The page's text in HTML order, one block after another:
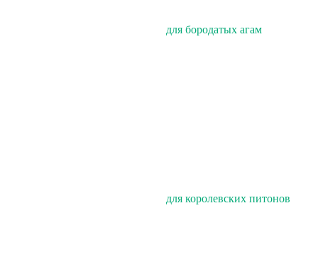
для бородатых агам
для королевских питонов